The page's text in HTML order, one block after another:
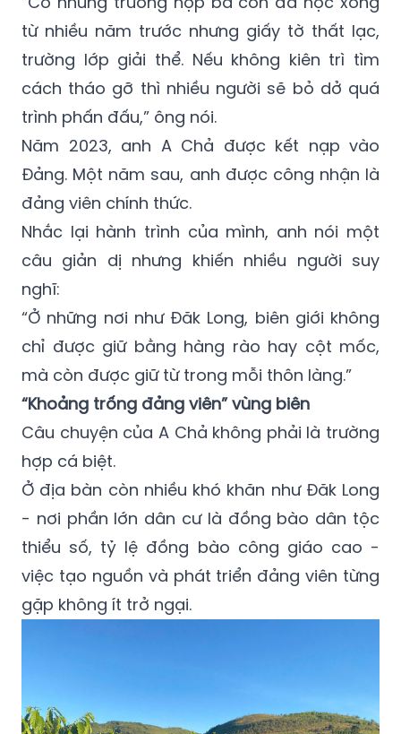
từ nhiều năm trước nhưng giấy tờ thất lạc,
trường lớp giải thể. Nếu không kiên trì tìm
cách tháo gỡ thì nhiều người sẽ bỏ dở quá
trình phấn đấu,” ông nói.
Năm 2023, anh A Chả được kết nạp vào
Đảng. Một năm sau, anh được công nhận là
đảng viên chính thức.
Nhắc lại hành trình của mình, anh nói một
câu giản dị nhưng khiến nhiều người suy
nghĩ:
“Ở những nơi như Đăk Long, biên giới không
chỉ được giữ bằng hàng rào hay cột mốc,
mà còn được giữ từ trong mỗi thôn làng.”
“Khoảng trống đảng viên” vùng biên
Câu chuyện của A Chả không phải là trường
hợp cá biệt.
Ở địa bàn còn nhiều khó khăn như Đăk Long
- nơi phần lớn dân cư là đồng bào dân tộc
thiểu số, tỷ lệ đồng bào công giáo cao -
việc tạo nguồn và phát triển đảng viên từng
gặp không ít trở ngại.